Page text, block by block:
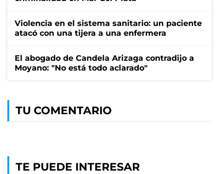
Violencia en el sistema sanitario: un paciente
atacó con una tijera a una enfermera
El abogado de Candela Arizaga contradijo a
Moyano: "No está todo aclarado"
TU COMENTARIO
TE PUEDE INTERESAR